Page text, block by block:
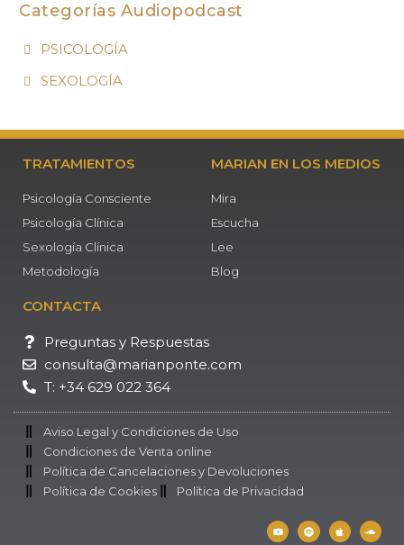
Categorías Audiopodcast
PSICOLOGÍA
SEXOLOGÍA
TRATAMIENTOS
Psicología Consciente
Psicología Clínica
Sexología Clínica
Metodología
MARIAN EN LOS MEDIOS
Mira
Escucha
Lee
Blog
CONTACTA
Preguntas y Respuestas
consulta@marianponte.com
T: +34 629 022 364
Aviso Legal y Condiciones de Uso
Condiciones de Venta online
Política de Cancelaciones y Devoluciones
Política de Cookies
Política de Privacidad